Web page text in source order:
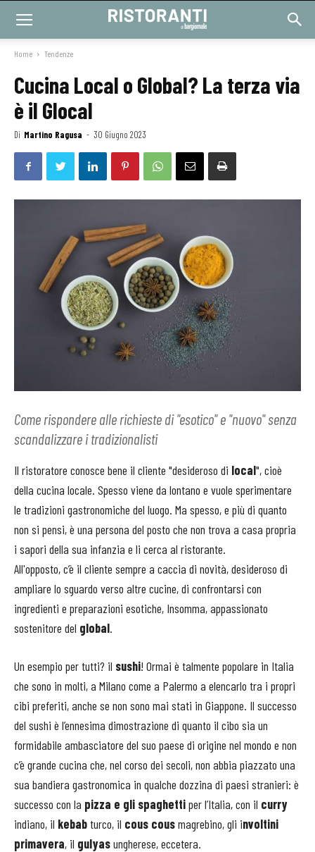
Home Tendenze
Cucina Local o Global? La terza via
è il Glocal
Di Martino Ragusa - 30 Giugno 2023
Come rispondere alle richieste di "esotico" e "nuovo" senza
scandalizzare i tradizionalisti
Il ristoratore conosce bene il cliente "desideroso di local", cioè
della cucina locale. Spesso viene da lontano e vuole sperimentare
le tradizioni gastronomiche del luogo. Ma spesso, e più di quanto
non si pensi, è una persona del posto che non trova a casa propria
i sapori della sua infanzia e li cerca al ristorante.
All'opposto, c’è il cliente sempre a caccia di novità, desideroso di
ampliare lo sguardo verso altre cucine, di confrontarsi con
ingredienti e preparazioni esotiche, Insomma, appassionato
sostenitore del global.
Un esempio per tutti? il sushi! Ormai è talmente popolare in Italia
che sono in molti, a Milano come a Palermo a elencarlo tra i propri
cibi preferiti, anche se non sono mai stati in Giappone. Il successo
del sushi è l’ennesima dimostrazione di quanto il cibo sia un
formidabile ambasciatore del suo paese di origine nel mondo e non
c’è grande cucina che, nel corso dei secoli, non abbia piazzato una
sua bandiera gastronomica in qualche dozzina di paesi stranieri: è
successo con la pizza e gli spaghettiper l’Italia, con il curry
indiano, il kebabturco, il cous cousmagrebino, gli involtini
primavera, il gulyasungherese, eccetera.